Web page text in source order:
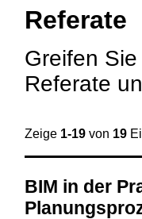
Referate
Greifen
Referate
Zeige 1-19 von 19
BIM in der